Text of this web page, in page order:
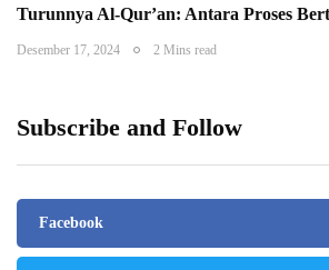
Turunnya Al-Qur’an: Antara Proses
Desember 17, 2024 2 Mins read
Subscribe and Follow
Facebook